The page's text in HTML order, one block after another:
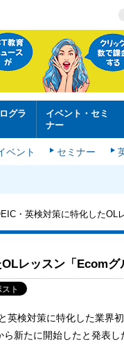
グラ
イベント・セミ
ナー
ベント セミナー
・英検対策に特化したOL
レッスン「Ecom
英検対策に特化した業界
新たに開始したと発表し